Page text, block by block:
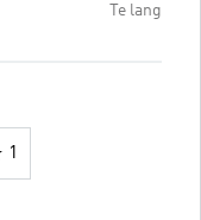
Te lang
1